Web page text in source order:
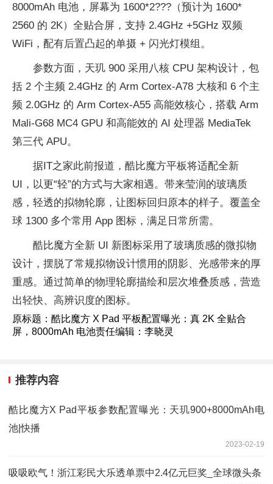
8000mAh 电池，屏幕为 1600*2???（预计为 1600*
2560 的 2K）全贴合屏，支持 2.4GHz +5GHz 双频
WiFi，配有后置凸起的单摄 + 闪光灯模组。
参数方面，天玑 900 采用八核 CPU 架构设计，包
括 2 个主频 2.4GHz 的 Arm Cortex-A78 大核和 6 个主
频 2.0GHz 的 Arm Cortex-A55 高能效核心，搭载 Arm
Mali-G68 MC4 GPU 和高能效的 AI 处理器 MediaTek
第三代 APU。
据IT之家此前报道，酷比魔方平板将适配全新
UI，以更“轻”的方式与大家相遇。带来莹润的玻璃质
感，轻透的拟物轮廓，让图标回归原本的样子。覆盖全
球 1300 多个常用 App 图标，满足日常所需。
酷比魔方全新 UI 新图标采用了玻璃质感的微拟物
设计，摆脱了常规拟物设计惯用的阴影、光感带来的厚
重感。通过简单的物理轮廓描绘和层次堆叠质感，营造
出轻快、高辨识度的图标。
原标题：酷比魔方 X Pad 平板配置曝光：真 2K 全贴合
屏，8000mAh 电池责任编辑：李晓灵
推荐内容
酷比魔方X Pad平板参数配置曝光：天玑900+8000mAh电
池|快播
2023-02-19
吸吸欧气！浙江彩民大乐透单票中2.4亿元巨奖_全球微头条